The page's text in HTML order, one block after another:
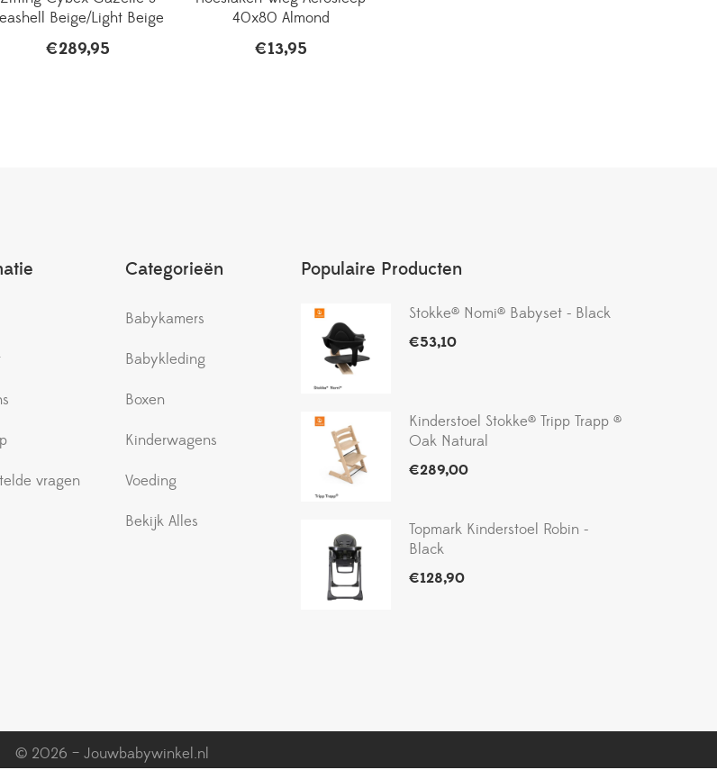
Beige/Light Beige
€289,95
40x80 Almond
€13,95
vragen
Categorieën
Babykamers
Babykleding
Boxen
Kinderwagens
Voeding
Bekijk Alles
Populaire Producten
Stokke® Nomi® Babyset - Black
€53,10
Kinderstoel Stokke® Tripp Trapp ®
Oak Natural
€289,00
Topmark Kinderstoel Robin -
Black
€128,90
© 2026 – Jouwbabywinkel.nl